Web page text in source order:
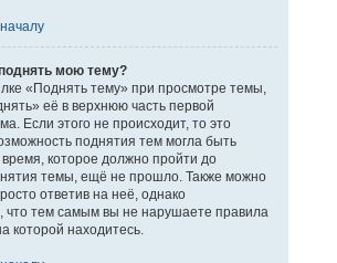
мою тему?
«Поднять тему» при просмотре темы,
её в верхнюю часть первой
Если этого не происходит, то это
поднятия тем могла быть
которое должно пройти до
темы, ещё не прошло. Также можно
ответив на неё, однако
что тем самым вы не нарушаете правила
которой находитесь.